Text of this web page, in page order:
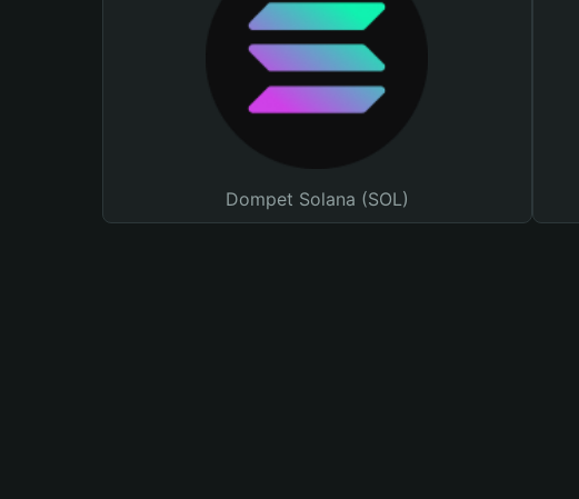
Dompet Solana (SOL)